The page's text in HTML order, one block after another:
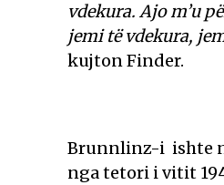
vdekura. Ajo m’u
jemi të vdekura,
kujton Finder.
Brunnlinz-i ishte
nga tetori i vitit